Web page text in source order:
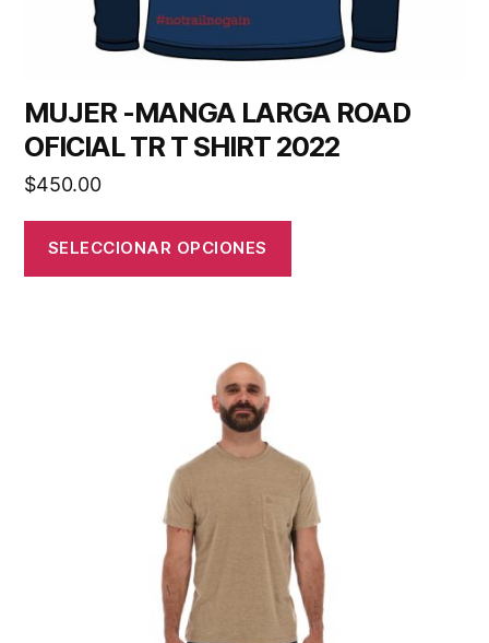
MUJER -MANGA LARGA ROAD
OFICIAL TR T SHIRT 2022
$450.00
SELECCIONAR OPCIONES